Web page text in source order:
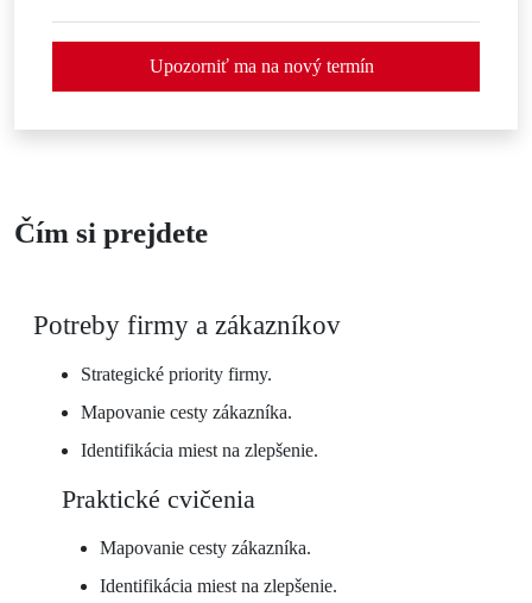
Upozorniť ma na nový termín
Čím si prejdete
Potreby firmy a zákazníkov
Strategické priority firmy.
Mapovanie cesty zákazníka.
Identifikácia miest na zlepšenie.
Praktické cvičenia
Mapovanie cesty zákazníka.
Identifikácia miest na zlepšenie.